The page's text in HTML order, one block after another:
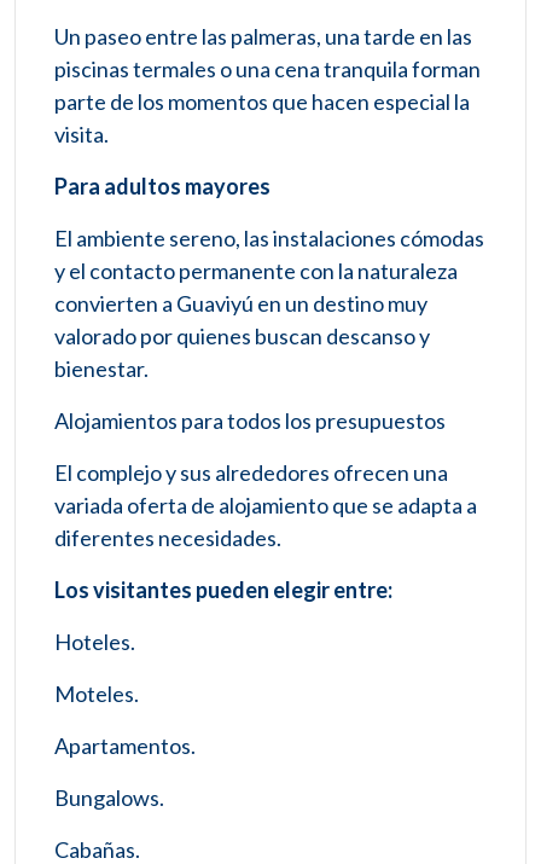
Un paseo entre las palmeras, una tarde en las
piscinas termales o una cena tranquila forman
parte de los momentos que hacen especial la
visita.
Para adultos mayores
El ambiente sereno, las instalaciones cómodas
y el contacto permanente con la naturaleza
convierten a Guaviyú en un destino muy
valorado por quienes buscan descanso y
bienestar.
Alojamientos para todos los presupuestos
El complejo y sus alrededores ofrecen una
variada oferta de alojamiento que se adapta a
diferentes necesidades.
Los visitantes pueden elegir entre:
Hoteles.
Moteles.
Apartamentos.
Bungalows.
Cabañas.